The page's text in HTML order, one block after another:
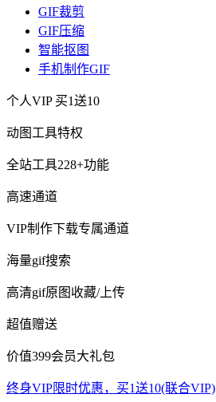
GIF裁剪
GIF压缩
智能抠图
手机制作GIF
个人VIP 买1送10
动图工具特权
全站工具228+功能
高速通道
VIP制作下载专属通道
海量gif搜索
高清gif原图收藏/上传
超值赠送
价值399会员大礼包
终身VIP限时优惠，买1送10(联合VIP)